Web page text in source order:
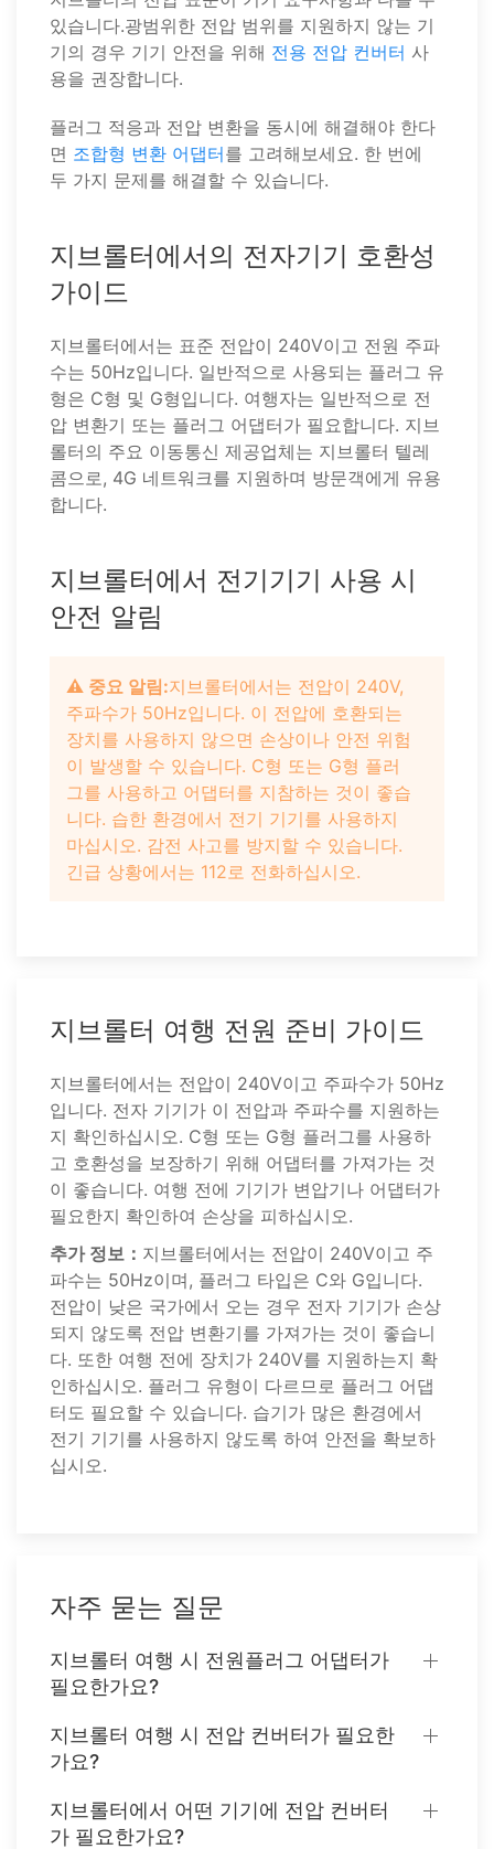
있습니다.광범위한 전압 범위를 지원하지 않는 기
기의 경우 기기 안전을 위해 전용 전압 컨버터 사
용을 권장합니다.
플러그 적응과 전압 변환을 동시에 해결해야 한다
면 조합형 변환 어댑터를 고려해보세요. 한 번에
두 가지 문제를 해결할 수 있습니다.
지브롤터에서의 전자기기 호환성
가이드
지브롤터에서는 표준 전압이 240V이고 전원 주파
수는 50Hz입니다. 일반적으로 사용되는 플러그 유
형은 C형 및 G형입니다. 여행자는 일반적으로 전
압 변환기 또는 플러그 어댑터가 필요합니다. 지브
롤터의 주요 이동통신 제공업체는 지브롤터 텔레
콤으로, 4G 네트워크를 지원하며 방문객에게 유용
합니다.
지브롤터에서 전기기기 사용 시
안전 알림
⚠️ 중요 알림:지브롤터에서는 전압이 240V,
주파수가 50Hz입니다. 이 전압에 호환되는
장치를 사용하지 않으면 손상이나 안전 위험
이 발생할 수 있습니다. C형 또는 G형 플러
그를 사용하고 어댑터를 지참하는 것이 좋습
니다. 습한 환경에서 전기 기기를 사용하지
마십시오. 감전 사고를 방지할 수 있습니다.
긴급 상황에서는 112로 전화하십시오.
지브롤터 여행 전원 준비 가이드
지브롤터에서는 전압이 240V이고 주파수가 50Hz
입니다. 전자 기기가 이 전압과 주파수를 지원하는
지 확인하십시오. C형 또는 G형 플러그를 사용하
고 호환성을 보장하기 위해 어댑터를 가져가는 것
이 좋습니다. 여행 전에 기기가 변압기나 어댑터가
필요한지 확인하여 손상을 피하십시오.
추가 정보： 지브롤터에서는 전압이 240V이고 주
파수는 50Hz이며, 플러그 타입은 C와 G입니다.
전압이 낮은 국가에서 오는 경우 전자 기기가 손상
되지 않도록 전압 변환기를 가져가는 것이 좋습니
다. 또한 여행 전에 장치가 240V를 지원하는지 확
인하십시오. 플러그 유형이 다르므로 플러그 어댑
터도 필요할 수 있습니다. 습기가 많은 환경에서
전기 기기를 사용하지 않도록 하여 안전을 확보하
십시오.
자주 묻는 질문
지브롤터 여행 시 전원플러그 어댑터가
필요한가요?
지브롤터 여행 시 전압 컨버터가 필요한
가요?
지브롤터에서 어떤 기기에 전압 컨버터
가 필요한가요?